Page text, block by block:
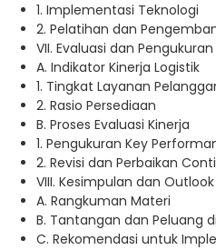
1. Implementasi Teknologi
2. Pelatihan dan
VII. Evaluasi dan
A. Indikator Kinerja Logistik
1. Tingkat Layanan
2. Rasio Persediaan
B. Proses Evaluasi Kinerja
1. Pengukuran Key
2. Revisi dan Perbaikan
VIII. Kesimpulan dan Outlook
A. Rangkuman Materi
B. Tantangan dan Peluang
C. Rekomendasi untuk